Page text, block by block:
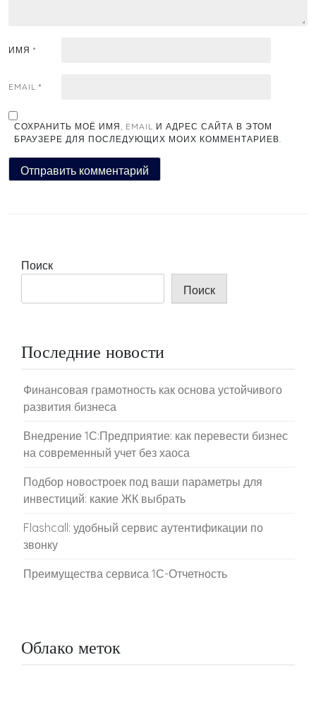
ИМЯ *
EMAIL *
СОХРАНИТЬ МОЁ ИМЯ, EMAIL И АДРЕС САЙТА В ЭТОМ
БРАУЗЕРЕ ДЛЯ ПОСЛЕДУЮЩИХ МОИХ КОММЕНТАРИЕВ.
Поиск
Поиск
Последние новости
Финансовая грамотность как основа устойчивого
развития бизнеса
Внедрение 1С:Предприятие: как перевести бизнес
на современный учет без хаоса
Подбор новостроек под ваши параметры для
инвестиций: какие ЖК выбрать
Flashcall: удобный сервис аутентификации по
звонку
Преимущества сервиса 1С-Отчетность
Облако меток